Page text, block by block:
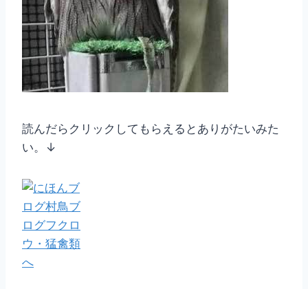
読んだらクリックしてもらえるとありがたいみた
い。↓